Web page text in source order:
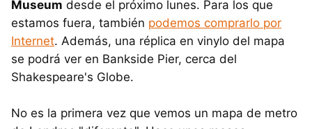
Museum desde el próximo lunes. Para los que
estamos fuera, también podemos comprarlo por
Internet. Además, una réplica en vinylo del mapa
se podrá ver en Bankside Pier, cerca del
Shakespeare's Globe.
No es la primera vez que vemos un mapa de metro